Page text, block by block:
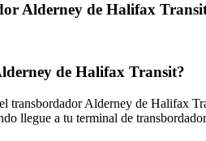
Alderney de Halifax
de Halifax Transit?
transbordador Alderney de Halifax
llegue a tu terminal de